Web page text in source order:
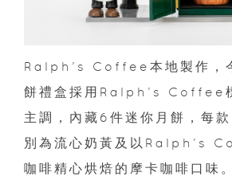
Ralph’s Coffee本地製作，
餅禮盒採用Ralph’s Coffee
主調，內藏6件迷你月餅，每
別為流心奶黃及以Ralph’s
咖啡精心烘焙的摩卡咖啡口味。